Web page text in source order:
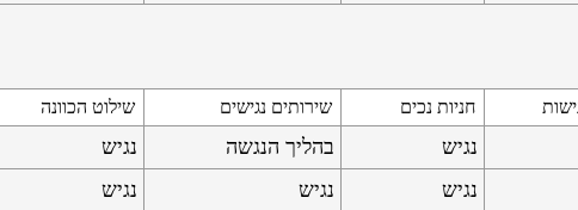
חניות נכים שירותים נגישים שילוט הכוונה
נגיש בהליך הנגשה
נגיש
נגיש נגיש
נגיש